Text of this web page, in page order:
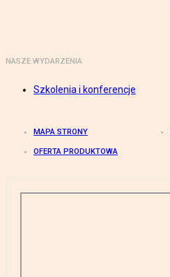
NASZE WYDARZENIA
Szkolenia i konferencje
MAPA STRONY
OFERTA PRODUKTOWA